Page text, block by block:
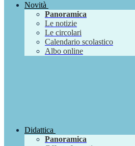
Novità
Panoramica
Le notizie
Le circolari
Calendario scolastico
Albo online
Didattica
Panoramica